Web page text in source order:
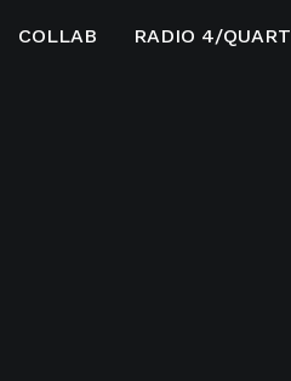
COLLAB RADIO 4/QUART